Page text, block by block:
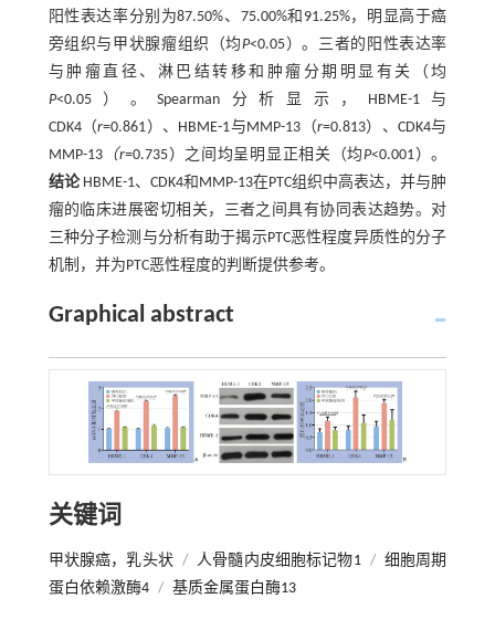
阳性表达率分别为87.50%、75.00%和91.25%，明显高于癌
旁组织与甲状腺瘤组织（均P<0.05）。三者的阳性表达率
与肿瘤直径、淋巴结转移和肿瘤分期明显有关（均
P<0.05）。Spearman分析显示，HBME-1与
CDK4（r=0.861）、HBME-1与MMP-13（r=0.813）、CDK4与
MMP-13（r=0.735）之间均呈明显正相关（均P<0.001）。
结论HBME-1、CDK4和MMP-13在PTC组织中高表达，并与肿
瘤的临床进展密切相关，三者之间具有协同表达趋势。对
三种分子检测与分析有助于揭示PTC恶性程度异质性的分子
机制，并为PTC恶性程度的判断提供参考。
Graphical abstract
关键词
甲状腺癌，乳头状 / 人骨髓内皮细胞标记物1 / 细胞周期
蛋白依赖激酶4 / 基质金属蛋白酶13